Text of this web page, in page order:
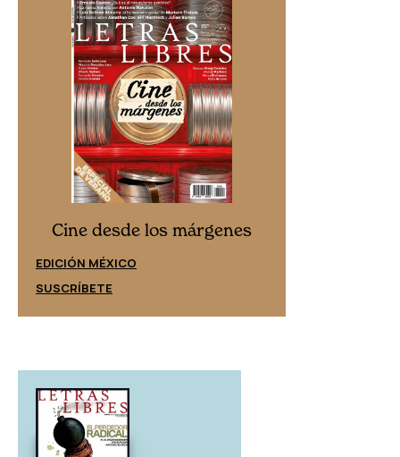
Cine desde los márgenes
EDICIÓN MÉXICO
SUSCRÍBETE